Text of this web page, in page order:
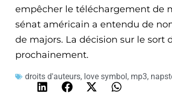
empêcher le téléchargement de
sénat américain a entendu de
de majors. La décision sur le
prochainement.
droits d'auteurs, love symbol, mp3,